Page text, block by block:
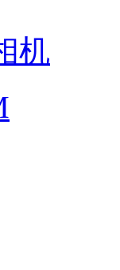
机